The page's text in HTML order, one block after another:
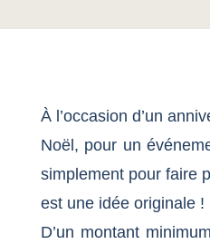
À l’occasion d’un
Noël, pour un
simplement pour faire
est une idée originale !
D’un montant